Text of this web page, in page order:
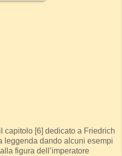
capitolo [6] dedicato a Friedrich
leggenda dando alcuni esempi
figura dell’imperatore